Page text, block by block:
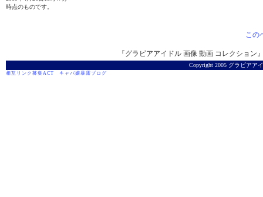
時点のものです。
この
『グラビアアイドル 画像 動画 コレクション
Copyright 2005 グラビアア
相互リンク募集ACT キャバ嬢暴露ブログ